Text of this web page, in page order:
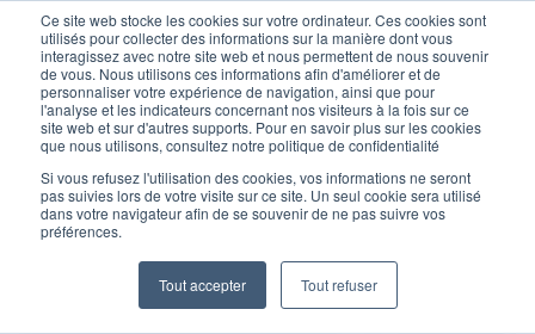
Ce site web stocke les cookies sur votre ordinateur. Ces cookies sont
utilisés pour collecter des informations sur la manière dont vous
interagissez avec notre site web et nous permettent de nous souvenir
de vous. Nous utilisons ces informations afin d'améliorer et de
personnaliser votre expérience de navigation, ainsi que pour
l'analyse et les indicateurs concernant nos visiteurs à la fois sur ce
site web et sur d'autres supports. Pour en savoir plus sur les cookies
que nous utilisons, consultez notre politique de confidentialité
Si vous refusez l'utilisation des cookies, vos informations ne seront
pas suivies lors de votre visite sur ce site. Un seul cookie sera utilisé
dans votre navigateur afin de se souvenir de ne pas suivre vos
préférences.
Tout accepter Tout refuser
L’IMMOBILIER
D’INVESTISSEMENT ENTRE
DANS UNE NOUVELLE ÈRE
Rejoignez le premier club privé d'investissement